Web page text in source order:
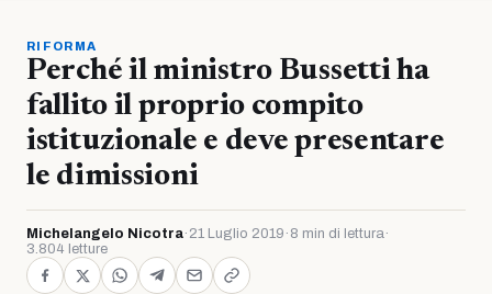
RIFORMA
Perché il ministro Bussetti ha
fallito il proprio compito
istituzionale e deve presentare
le dimissioni
Michelangelo Nicotra· 21 Luglio 2019 · 8 min di lettura·
3.804 letture